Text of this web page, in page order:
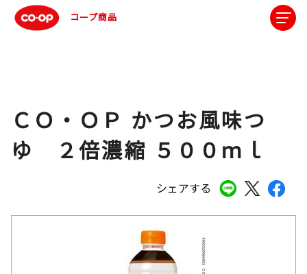
コープ商品
シェアする
ＣＯ・ＯＰ かつお風味つ
ゆ ２倍濃縮 ５００ｍｌ